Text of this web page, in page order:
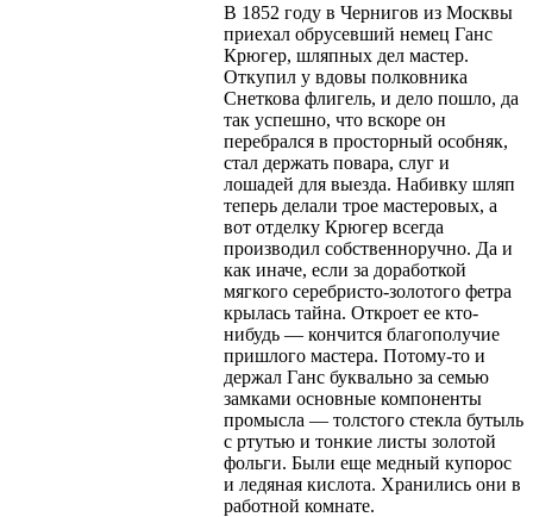
В 1852 году в Чернигов из Москвы
приехал обрусевший немец Ганс
Крюгер, шляпных дел мастер.
Откупил у вдовы полковника
Снеткова флигель, и дело пошло, да
так успешно, что вскоре он
перебрался в просторный особняк,
стал держать повара, слуг и
лошадей для выезда. Набивку шляп
теперь делали трое мастеровых, а
вот отделку Крюгер всегда
производил собственноручно. Да и
как иначе, если за доработкой
мягкого серебристо-золотого фетра
крылась тайна. Откроет ее кто-
нибудь — кончится благополучие
пришлого мастера. Потому-то и
держал Ганс буквально за семью
замками основные компоненты
промысла — толстого стекла бутыль
с ртутью и тонкие листы золотой
фольги. Были еще медный купорос
и ледяная кислота. Хранились они в
работной комнате.